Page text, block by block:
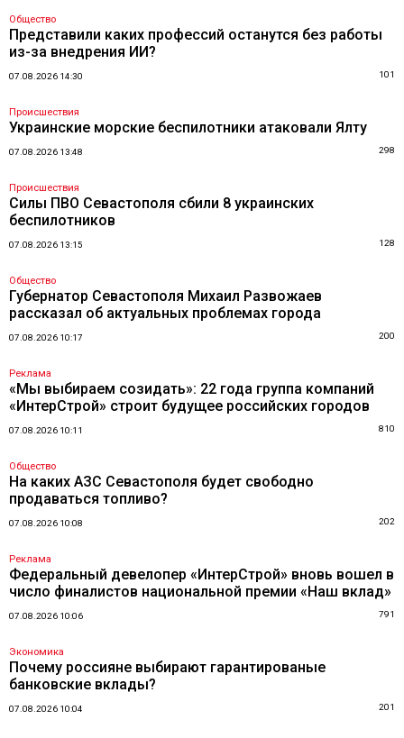
Общество
Представили каких профессий останутся без работы
из-за внедрения ИИ?
07.08.2026 14:30 101
Происшествия
Украинские морские беспилотники атаковали Ялту
07.08.2026 13:48 298
Происшествия
Силы ПВО Севастополя сбили 8 украинских
беспилотников
07.08.2026 13:15 128
Общество
Губернатор Севастополя Михаил Развожаев
рассказал об актуальных проблемах города
07.08.2026 10:17 200
Реклама
«Мы выбираем созидать»: 22 года группа компаний
«ИнтерСтрой» строит будущее российских городов
07.08.2026 10:11 810
Общество
На каких АЗС Севастополя будет свободно
продаваться топливо?
07.08.2026 10:08 202
Реклама
Федеральный девелопер «ИнтерСтрой» вновь вошел в
число финалистов национальной премии «Наш вклад»
07.08.2026 10:06 791
Экономика
Почему россияне выбирают гарантированые
банковские вклады?
07.08.2026 10:04 201